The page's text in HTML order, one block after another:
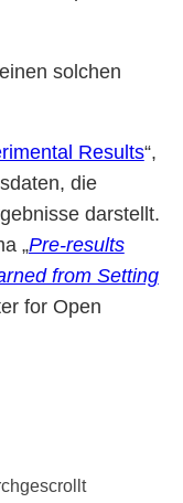
solchen
Results“,
die
darstellt.
„Pre-results
from Setting
for Open